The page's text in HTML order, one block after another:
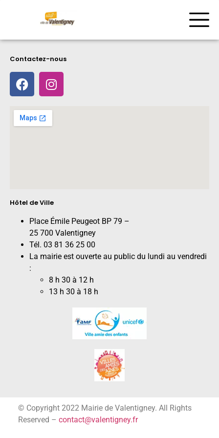
Contactez-nous
Hôtel de Ville
Place Émile Peugeot BP 79 –
25 700 Valentigney
Tél. 03 81 36 25 00
La mairie est ouverte au public du lundi au vendredi
:
8 h 30 à 12 h
13 h 30 à 18 h
© Copyright 2022 Mairie de Valentigney. All Rights
Reserved – contact@valentigney.fr